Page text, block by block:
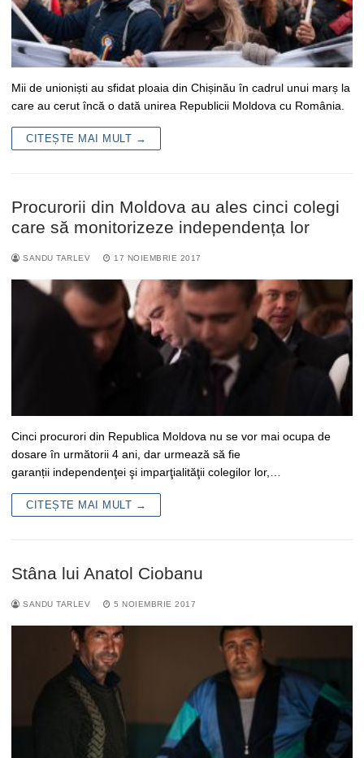
Mii de unioniști au sfidat ploaia din Chișinău în cadrul unui marș la
care au cerut încă o dată unirea Republicii Moldova cu România.
CITEȘTE MAI MULT →
Procurorii din Moldova au ales cinci colegi
care să monitorizeze independența lor
SANDU TARLEV 17 NOIEMBRIE 2017
Cinci procurori din Republica Moldova nu se vor mai ocupa de
dosare în următorii 4 ani, dar urmează să fie
garanții independenţei şi imparţialităţii colegilor lor,…
CITEȘTE MAI MULT →
Stâna lui Anatol Ciobanu
SANDU TARLEV 5 NOIEMBRIE 2017